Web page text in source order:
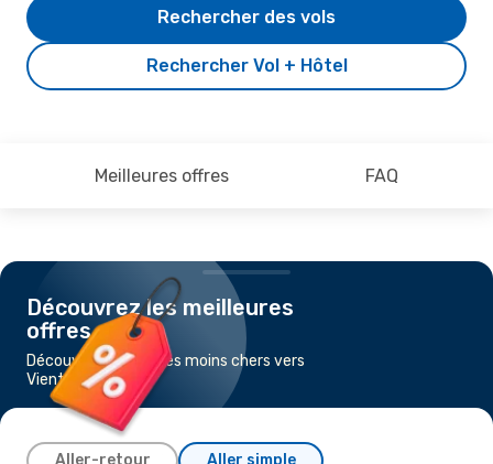
Rechercher Vol + Hôtel
Rechercher des vols
Meilleures offres FAQ
Découvrez les meilleures
offres
Découvrez les vols les moins chers vers
Vientiane
Aller-retour Aller simple